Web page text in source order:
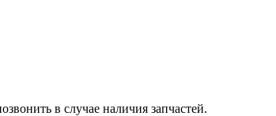
в случае наличия запчастей.